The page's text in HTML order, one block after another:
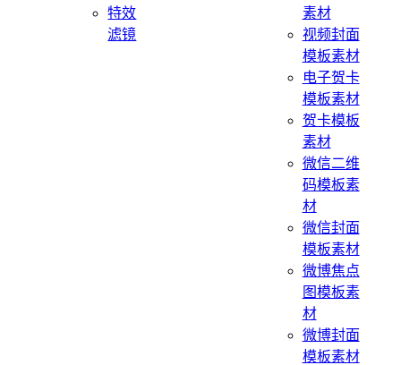
特效
滤镜
素材
视频封面
模板素材
电子贺卡
模板素材
贺卡模板
素材
微信二维
码模板素
材
微信封面
模板素材
微博焦点
图模板素
材
微博封面
模板素材